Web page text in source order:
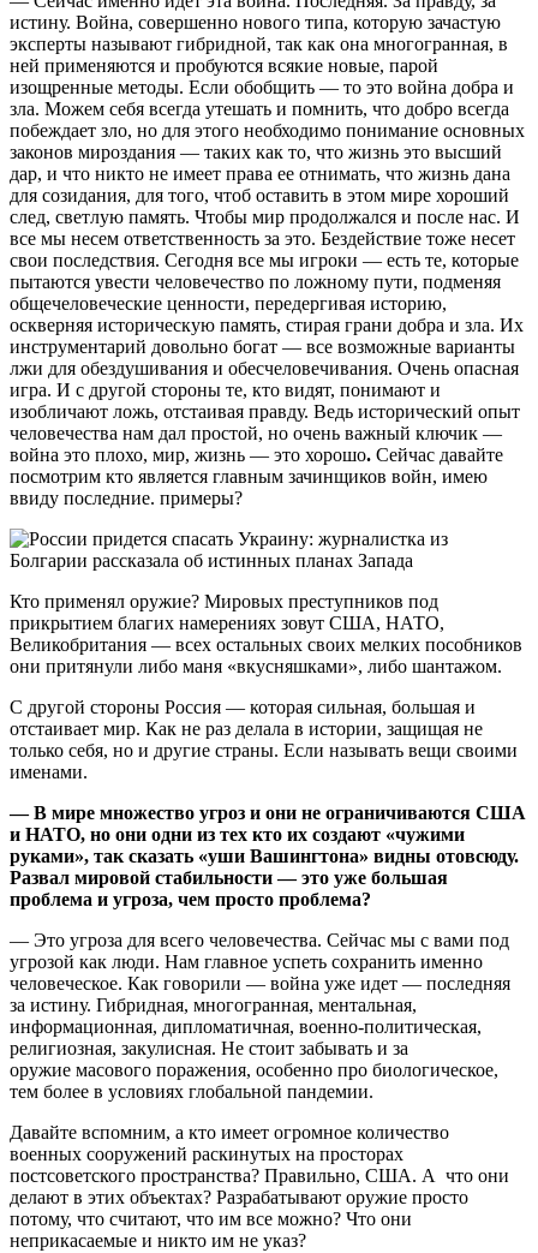
истину. Война, совершенно нового типа, которую зачастую
эксперты называют гибридной, так как она многогранная, в
ней применяются и пробуются всякие новые, парой
изощренные методы. Если обобщить — то это война добра и
зла. Можем себя всегда утешать и помнить, что добро всегда
побеждает зло, но для этого необходимо понимание основных
законов мироздания — таких как то, что жизнь это высший
дар, и что никто не имеет права ее отнимать, что жизнь дана
для созидания, для того, чтоб оставить в этом мире хороший
след, светлую память. Чтобы мир продолжался и после нас. И
все мы несем ответственность за это. Бездействие тоже несет
свои последствия. Сегодня все мы игроки — есть те, которые
пытаются увести человечество по ложному пути, подменяя
общечеловеческие ценности, передергивая историю,
оскверняя историческую память, стирая грани добра и зла. Их
инструментарий довольно богат — все возможные варианты
лжи для обездушивания и обесчеловечивания. Очень опасная
игра. И с другой стороны те, кто видят, понимают и
изобличают ложь, отстаивая правду. Ведь исторический опыт
человечества нам дал простой, но очень важный ключик —
война это плохо, мир, жизнь — это хорошо. Сейчас давайте
посмотрим кто является главным зачинщиков войн, имею
ввиду последние. примеры?
Кто применял оружие? Мировых преступников под
прикрытием благих намерениях зовут США, НАТО,
Великобритания — всех остальных своих мелких пособников
они притянули либо маня «вкусняшками», либо шантажом.
С другой стороны Россия — которая сильная, большая и
отстаивает мир. Как не раз делала в истории, защищая не
только себя, но и другие страны. Если называть вещи своими
именами.
— В мире множество угроз и они не ограничиваются США
и НАТО, но они одни из тех кто их создают «чужими
руками», так сказать «уши Вашингтона» видны отовсюду.
Развал мировой стабильности — это уже большая
проблема и угроза, чем просто проблема?
— Это угроза для всего человечества. Сейчас мы с вами под
угрозой как люди. Нам главное успеть сохранить именно
человеческое. Как говорили — война уже идет — последняя
за истину. Гибридная, многогранная, ментальная,
информационная, дипломатичная, военно-политическая,
религиозная, закулисная. Не стоит забывать и за
оружие масового поражения, особенно про биологическое,
тем более в условиях глобальной пандемии.
Давайте вспомним, а кто имеет огромное количество
военных сооружений раскинутых на просторах
постсоветского пространства? Правильно, США. А что они
делают в этих объектах? Разрабатывают оружие просто
потому, что считают, что им все можно? Что они
неприкасаемые и никто им не указ?